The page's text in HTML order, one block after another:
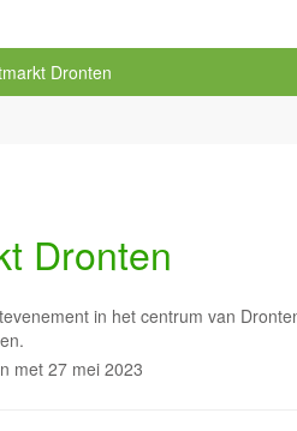
Dronten
Dronten
in het centrum van
met 27 mei 2023